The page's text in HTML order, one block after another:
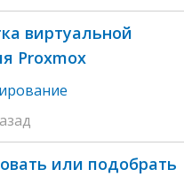
виртуальной
Proxmox
или подобрать